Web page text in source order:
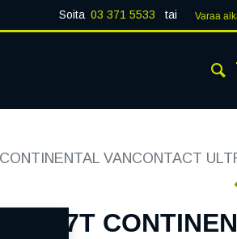
Soita 03 371 5533 tai Varaa
VANCONTACT
107T